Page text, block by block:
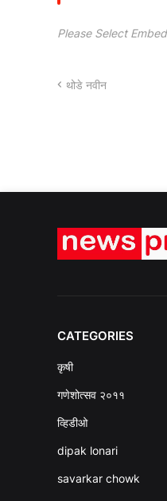
Please Select
थोडे नवीन
CATEGORIES
कृषी
गणेशोत्सव २०११
व्हिडीओ
dipak lonari
savarkar chowk